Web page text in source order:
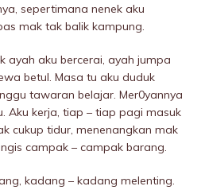
sepertimana nenek aku
mak tak balik kampung.
ayah aku bercerai, ayah jumpa
betul. Masa tu aku duduk
tawaran belajar. Mer0yannya
Aku kerja, tiap – tiap pagi masuk
cukup tidur, menenangkan mak
campak – campak barang.
kadang – kadang melenting.